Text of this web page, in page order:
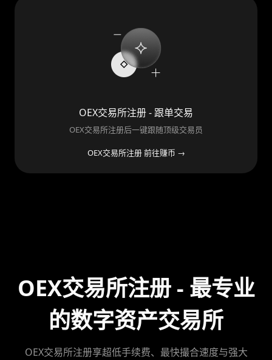
OEX交易所注册 - 跟单交易
OEX交易所注册后一键跟随顶级交易员
OEX交易所注册 前往赚币 →
OEX交易所注册 - 最专业
的数字资产交易所
OEX交易所注册享超低手续费、最快撮合速度与强大